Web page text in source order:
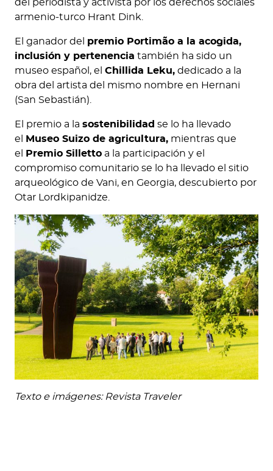
del periodista y activista por los derechos sociales
armenio-turco Hrant Dink.
El ganador del premio Portimão a la acogida,
inclusión y pertenencia también ha sido un
museo español, el Chillida Leku, dedicado a la
obra del artista del mismo nombre en Hernani
(San Sebastián).
El premio a la sostenibilidad se lo ha llevado
el
Museo Suizo de agricultura, mientras que
el
Premio Silletto a la participación y el
compromiso comunitario se lo ha llevado el sitio
arqueológico de Vani, en Georgia, descubierto por
Otar Lordkipanidze.
Texto e imágenes: Revista Traveler